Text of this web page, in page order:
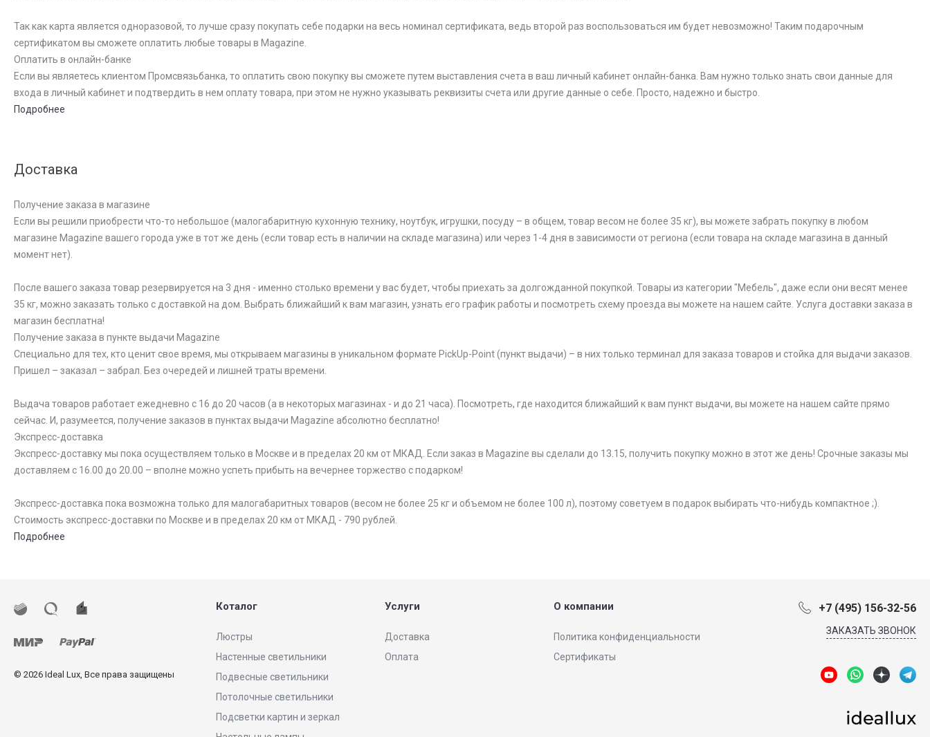
Так как карта является одноразовой, то лучше сразу покупать себе подарки на весь номинал сертификата, ведь второй раз воспользоваться им будет невозможно! Таким подарочным
сертификатом вы сможете оплатить любые товары в Magazine.
Оплатить в онлайн-банке
Если вы являетесь клиентом Промсвязьбанка, то оплатить свою покупку вы сможете путем выставления счета в ваш личный кабинет онлайн-банка. Вам нужно только знать свои данные для
входа в личный кабинет и подтвердить в нем оплату товара, при этом не нужно указывать реквизиты счета или другие данные о себе. Просто, надежно и быстро.
Подробнее
Доставка
Получение заказа в магазине
Если вы решили приобрести что-то небольшое (малогабаритную кухонную технику, ноутбук, игрушки, посуду – в общем, товар весом не более 35 кг), вы можете забрать покупку в любом
магазине Magazine вашего города уже в тот же день (если товар есть в наличии на складе магазина) или через 1-4 дня в зависимости от региона (если товара на складе магазина в данный
момент нет).
После вашего заказа товар резервируется на 3 дня - именно столько времени у вас будет, чтобы приехать за долгожданной покупкой. Товары из категории "Мебель", даже если они весят менее
35 кг, можно заказать только с доставкой на дом. Выбрать ближайший к вам магазин, узнать его график работы и посмотреть схему проезда вы можете на нашем сайте. Услуга доставки заказа в
магазин бесплатна!
Получение заказа в пункте выдачи Magazine
Специально для тех, кто ценит свое время, мы открываем магазины в уникальном формате PickUp-Point (пункт выдачи) – в них только терминал для заказа товаров и стойка для выдачи заказов.
Пришел – заказал – забрал. Без очередей и лишней траты времени.
Выдача товаров работает ежедневно с 16 до 20 часов (а в некоторых магазинах - и до 21 часа). Посмотреть, где находится ближайший к вам пункт выдачи, вы можете на нашем сайте прямо
сейчас. И, разумеется, получение заказов в пунктах выдачи Magazine абсолютно бесплатно!
Экспресс-доставка
Экспресс-доставку мы пока осуществляем только в Москве и в пределах 20 км от МКАД. Если заказ в Magazine вы сделали до 13.15, получить покупку можно в этот же день! Срочные заказы мы
доставляем с 16.00 до 20.00 – вполне можно успеть прибыть на вечернее торжество с подарком!
Экспресс-доставка пока возможна только для малогабаритных товаров (весом не более 25 кг и объемом не более 100 л), поэтому советуем в подарок выбирать что-нибудь компактное ;).
Стоимость экспресс-доставки по Москве и в пределах 20 км от МКАД - 790 рублей.
Подробнее
© 2026 Ideal Lux, Все права защищены
Коталог
Люстры
Настенные светильники
Подвесные светильники
Потолочные светильники
Подсветки картин и зеркал
Услуги
Доставка
Оплата
О компании
Политика конфиденциальности
Сертификаты
+7 (495) 156-32-56
ЗАКАЗАТЬ ЗВОНОК